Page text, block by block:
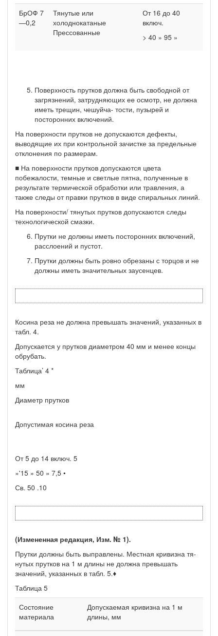
БрОФ 7
—0,2
Тянутые или
холоднокатаные
Прессованные
От 16 до 40
включ.
> 40 » 95 »
Поверхность прутков должна быть свободной от
загрязне­ний, затрудняющих ее осмотр, не должна
иметь трещин, чешуйча- тости, пузырей и
посторонних включений.
На поверхности прутков не допускаются дефекты,
выводящие их при контрольной зачистке за предельные
отклонения по раз­мерам.
■ На поверхности прутков допускаются цвета
побежалости, тем­ные и светлые пятна, полученные в
результате термической обра­ботки или травления, а
также следы от правки прутков в виде спиральных линий.
На поверхности/ тянутых прутков допускаются следы
техноло­гической смазки.
Прутки не должны иметь посторонних включений,
расслое­ний и пустот.
Прутки должны быть ровно обрезаны с торцов и не
долж­ны иметь значительных заусенцев.
Косина реза не должна превышать значений, указанных в
табл. 4.
Допускается у прутков диаметром 40 мм и менее концы
об­рубать.
Таблица’ 4 *
мм
Диаметр прутков
Допустимая косина реза
От 5 до 14 включ. 5
»'15 » 50 » 7,5 •
Св. 50 .10
(Измененная редакция, Изм. № 1).
Прутки должны быть выправлены. Местная кривизна тя­
нутых прутков на 1 м длины не должна превышать
значений, ука­занных в табл. 5.♦
Таблица 5
Состояние
материала
Допускаемая кривизна на 1 м
длины, мм